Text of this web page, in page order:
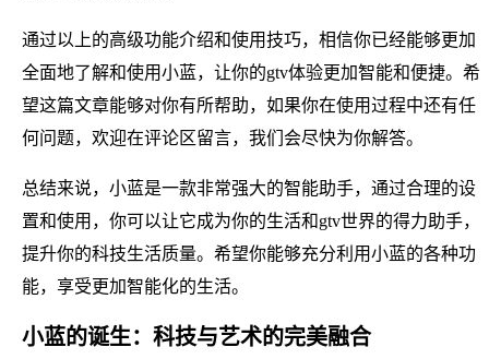
通过以上的高级功能介绍和使用技巧，相信你已经能够更加
全面地了解和使用小蓝，让你的gtv体验更加智能和便捷。希
望这篇文章能够对你有所帮助，如果你在使用过程中还有任
何问题，欢迎在评论区留言，我们会尽快为你解答。
总结来说，小蓝是一款非常强大的智能助手，通过合理的设
置和使用，你可以让它成为你的生活和gtv世界的得力助手，
提升你的科技生活质量。希望你能够充分利用小蓝的各种功
能，享受更加智能化的生活。
小蓝的诞生：科技与艺术的完美融合